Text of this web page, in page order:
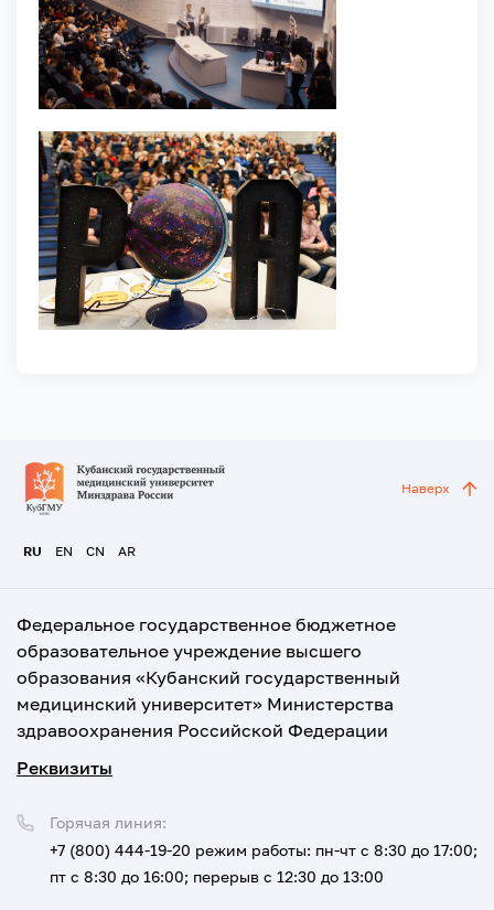
RU EN CN AR
Наверх
Федеральное государственное бюджетное
образовательное учреждение высшего
образования «Кубанский государственный
медицинский университет» Министерства
здравоохранения Российской Федерации
Реквизиты
Горячая линия:
+7 (800) 444-19-20 режим работы: пн-чт с 8:30 до 17:00;
пт с 8:30 до 16:00; перерыв с 12:30 до 13:00